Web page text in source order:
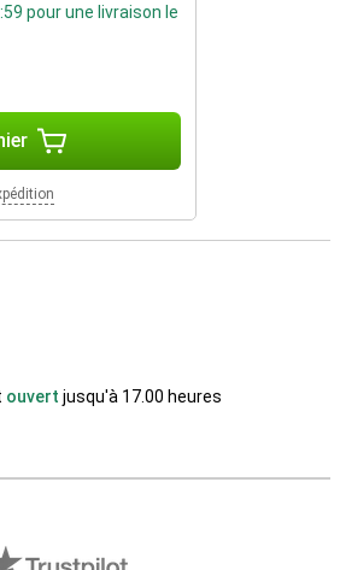
pour une livraison le
ouvert jusqu'à 17.00 heures